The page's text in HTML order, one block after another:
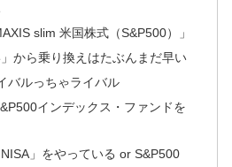
slim 米国株式（S&P500）」
」から乗り換えはたぶんまだ早い
バルっちゃライバル
インデックス・ファンドを
」をやっている or S&P500